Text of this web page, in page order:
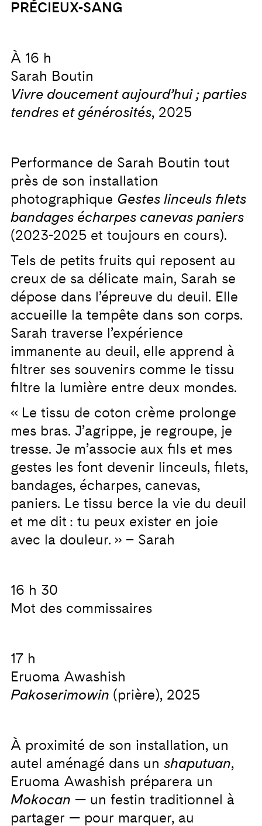
PRÉCIEUX-SANG
À 16 h
Sarah Boutin
Vivre doucement aujourd’hui ; parties
tendres et générosités, 2025
Performance de Sarah Boutin tout
près de son installation
photographique Gestes linceuls filets
bandages écharpes canevas paniers
(2023-2025 et toujours en cours).
Tels de petits fruits qui reposent au
creux de sa délicate main, Sarah se
dépose dans l’épreuve du deuil. Elle
accueille la tempête dans son corps.
Sarah traverse l’expérience
immanente au deuil, elle apprend à
filtrer ses souvenirs comme le tissu
filtre la lumière entre deux mondes.
« Le tissu de coton crème prolonge
mes bras. J’agrippe, je regroupe, je
tresse. Je m’associe aux fils et mes
gestes les font devenir linceuls, filets,
bandages, écharpes, canevas,
paniers. Le tissu berce la vie du deuil
et me dit : tu peux exister en joie
avec la douleur. » – Sarah
16 h 30
Mot des commissaires
17 h
Eruoma Awashish
Pakoserimowin (prière), 2025
À proximité de son installation, un
autel aménagé dans un shaputuan,
Eruoma Awashish préparera un
Mokocan — un festin traditionnel à
partager — pour marquer, au